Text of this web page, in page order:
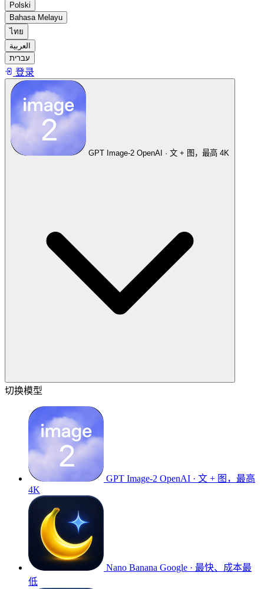
Polski
Bahasa Melayu
ไทย
العربية
עברית
登录
GPT Image-2 OpenAI · 文 + 图，最高 4K
切换模型
GPT Image-2 OpenAI · 文 + 图，最高
4K
Nano Banana Google · 最快、成本最
低